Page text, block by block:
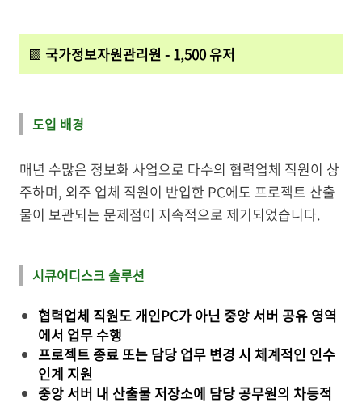
🟩 국가정보자원관리원 - 1,500 유저
도입 배경
매년 수많은 정보화 사업으로 다수의 협력업체 직원이 상
주하며, 외주 업체 직원이 반입한 PC에도 프로젝트 산출
물이 보관되는 문제점이 지속적으로 제기되었습니다.
시큐어디스크 솔루션
협력업체 직원도 개인PC가 아닌 중앙 서버 공유 영역
에서 업무 수행
프로젝트 종료 또는 담당 업무 변경 시 체계적인 인수
인계 지원
중앙 서버 내 산출물 저장소에 담당 공무원의 차등적